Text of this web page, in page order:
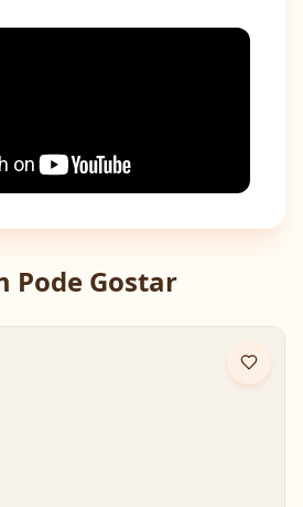
Pode Gostar